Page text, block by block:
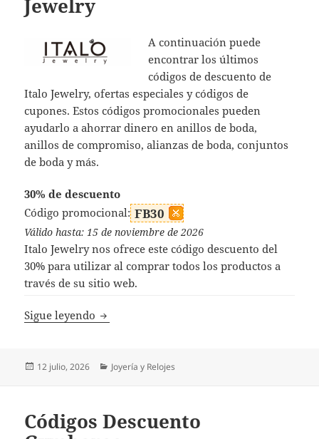
Jewelry
A continuación puede
encontrar los últimos
códigos de descuento de
Italo Jewelry, ofertas especiales y códigos de
cupones. Estos códigos promocionales pueden
ayudarlo a ahorrar dinero en anillos de boda,
anillos de compromiso, alianzas de boda, conjuntos
de boda y más.
30% de descuento
Código promocional: FB30
Válido hasta: 15 de noviembre de 2026
Italo Jewelry nos ofrece este código descuento del
30% para utilizar al comprar todos los productos a
través de su sitio web.
Sigue leyendo Códigos Descuento Italo Jewelry
Publicado
12 julio, 2026 Categorías
Joyería y Relojes
Códigos Descuento